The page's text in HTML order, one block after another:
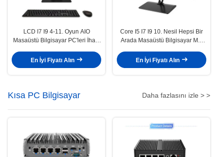
LCD I7 I9 4-11. Oyun AIO
Masaüstü Bilgisayar PC'leri İhale
En İyi Fiyatı Alın
Core I5 ​​I7 I9 10. Nesil Hepsi Bir
Arada Masaüstü Bilgisayar M.2
En İyi Fiyatı Alın
Kısa PC Bilgisayar Daha fazlasını izle > >